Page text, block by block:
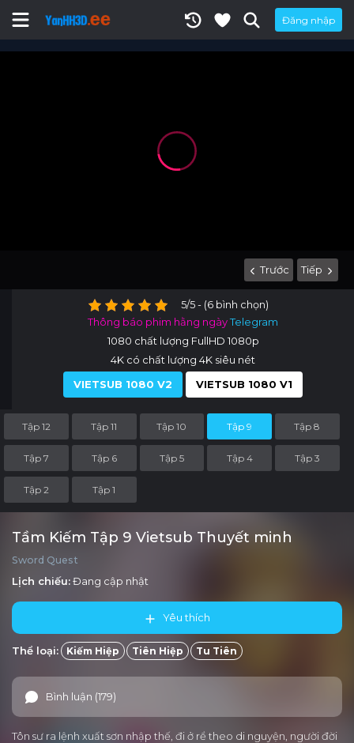
Đăng nhập
Trước Tiếp
5/5 - (6 bình chọn)
Thông báo phim hằng ngàyTelegram
1080 chất lượng FullHD 1080p
4K có chất lượng 4K siêu nét
VIETSUB 1080 V2
VIETSUB 1080 V1
Tập 12 Tập 11 Tập 10 Tập 9 Tập 8
Tập 7 Tập 6 Tập 5 Tập 4 Tập 3
Tập 2 Tập 1
Tầm Kiếm Tập 9 Vietsub Thuyết minh
Sword Quest
Lịch chiếu:Đang cập nhật
Yêu thích
Thể loại: Kiếm Hiệp Tiên Hiệp Tu Tiên
Bình luận (179)
Tôn sư ra lệnh xuất sơn nhập thế, đi ở rể theo di nguyện, người đời